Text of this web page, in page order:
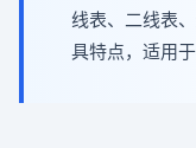
线表、二线表
具特点，适用